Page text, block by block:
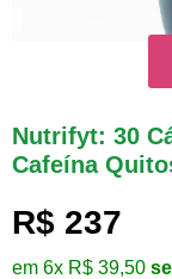
Nutrifyt: 30
Cafeína
R$ 237
em 6x R$ 39,50